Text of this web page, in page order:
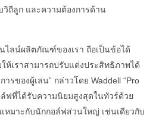
ถีลูก และความต้องการด้าน
นไลน์ผลิตภัณฑ์ของเรา ถือเป็นข้อได้
ห้เราสามารถปรับแต่งประสิทธิภาพได้
รของผู้เล่น” กล่าวโดย Waddell “Pro
ล์ฟที่ได้รับความนิยมสูงสุดในทัวร์ด้วย
หมาะกับนักกอล์ฟส่วนใหญ่ เช่นเดียวกับ